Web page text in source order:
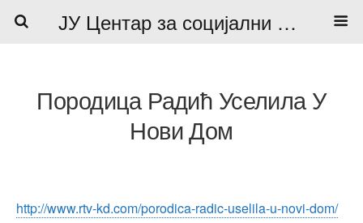
ЈУ Центар за социјални рад
Породица Радић Уселила У
Нови Дом
http://www.rtv-kd.com/porodica-radic-uselila-u-novi-dom/